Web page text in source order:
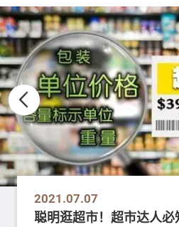
2021.07.07
聪明逛超市！超市达人